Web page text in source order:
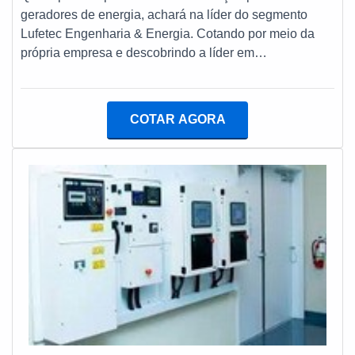
geradores de energia, achará na líder do segmento
Lufetec Engenharia & Energia. Cotando por meio da
própria empresa e descobrindo a líder em
PREVENTIVA DE GERADORES DE ENERGIAQuem
com seus serviços, acha a Lufetec Engenharia &
Energia. É possível encontrar tanque combustível 2000
litros e instalação gerador de energia, oferecendo o que
há de melhor em tecnologia ao cliente.Ainda focando
em valor da manutenção preventiva de geradores de
energia, sempre deve-se buscar uma empresa que
tenha produtos e serviços com ótima qualidade e
assertividade, pontos importantes que ficam de fora no
planejamento de empresas que visam apenas o lucro,
deixando a desejar nos outros fatores.É importante
lembrar que o serviço deve sempre ser prestado por
COTAR AGORA